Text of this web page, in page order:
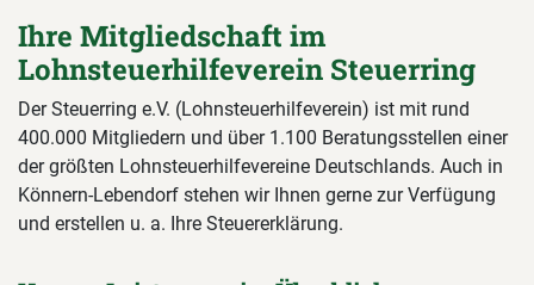
Ihre Mitgliedschaft im
Lohnsteuerhilfeverein Steuerring
Der Steuerring e.V. (Lohnsteuerhilfeverein) ist mit rund
400.000 Mitgliedern und über 1.100 Beratungsstellen einer
der größten Lohnsteuerhilfevereine Deutschlands. Auch in
Könnern-Lebendorf stehen wir Ihnen gerne zur Verfügung
und erstellen u. a. Ihre Steuererklärung.